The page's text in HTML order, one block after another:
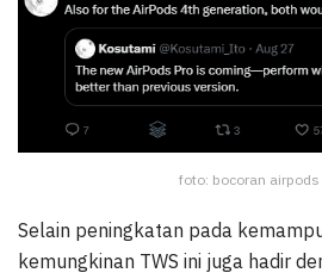
foto: bocoran airpods
Selain peningkatan pada
kemungkinan TWS ini juga hadir